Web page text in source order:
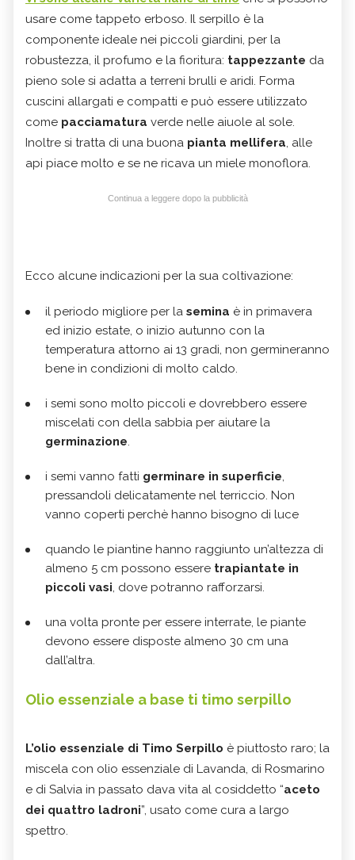
usare come tappeto erboso. Il serpillo è la
componente ideale nei piccoli giardini, per la
robustezza, il profumo e la fioritura: tappezzante da
pieno sole si adatta a terreni brulli e aridi. Forma
cuscini allargati e compatti e può essere utilizzato
come pacciamatura verde nelle aiuole al sole.
Inoltre si tratta di una buona pianta mellifera, alle
api piace molto e se ne ricava un miele monoflora.
Continua a leggere dopo la pubblicità
Ecco alcune indicazioni per la sua coltivazione:
il periodo migliore per la semina è in primavera
ed inizio estate, o inizio autunno con la
temperatura attorno ai 13 gradi, non germineranno
bene in condizioni di molto caldo.
i semi sono molto piccoli e dovrebbero essere
miscelati con della sabbia per aiutare la
germinazione.
i semi vanno fatti germinare in superficie,
pressandoli delicatamente nel terriccio. Non
vanno coperti perchè hanno bisogno di luce
quando le piantine hanno raggiunto un’altezza di
almeno 5 cm possono essere trapiantate in
piccoli vasi, dove potranno rafforzarsi.
una volta pronte per essere interrate, le piante
devono essere disposte almeno 30 cm una
dall’altra.
Olio essenziale a base ti timo serpillo
L’olio essenziale di Timo Serpillo è piuttosto raro; la
miscela con olio essenziale di Lavanda, di Rosmarino
e di Salvia in passato dava vita al cosiddetto “aceto
dei quattro ladroni”, usato come cura a largo
spettro.